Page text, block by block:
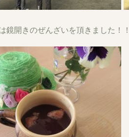
鏡開きのぜんざいを頂きました！